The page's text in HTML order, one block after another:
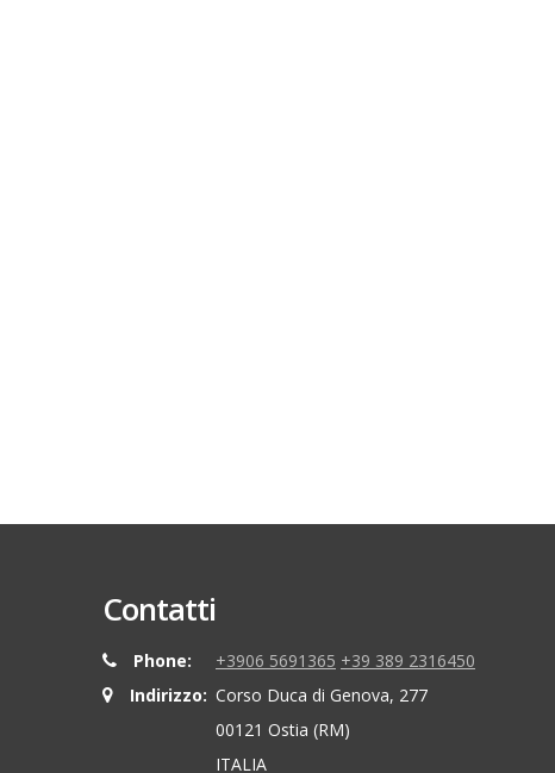
Contatti
Phone: +3906 5691365 +39 389 2316450
Indirizzo: Corso Duca di Genova, 277
00121 Ostia (RM)
ITALIA